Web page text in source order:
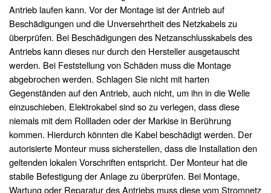
Antrieb laufen kann. Vor der Montage ist der Antrieb auf
Beschädigungen und die Unversehrtheit des Netzkabels zu
überprüfen. Bei Beschädigungen des Netzanschlusskabels des
Antriebs kann dieses nur durch den Hersteller ausgetauscht
werden. Bei Feststellung von Schäden muss die Montage
abgebrochen werden. Schlagen Sie nicht mit harten
Gegenständen auf den Antrieb, auch nicht, um ihn in die Welle
einzuschieben. Elektrokabel sind so zu verlegen, dass diese
niemals mit dem Rollladen oder der Markise in Berührung
kommen. Hierdurch könnten die Kabel beschädigt werden. Der
autorisierte Monteur muss sicherstellen, dass die Installation den
geltenden lokalen Vorschriften entspricht. Der Monteur hat die
stabile Befestigung der Anlage zu überprüfen. Bei Montage,
Wartung oder Reparatur des Antriebs muss diese vom Stromnetz